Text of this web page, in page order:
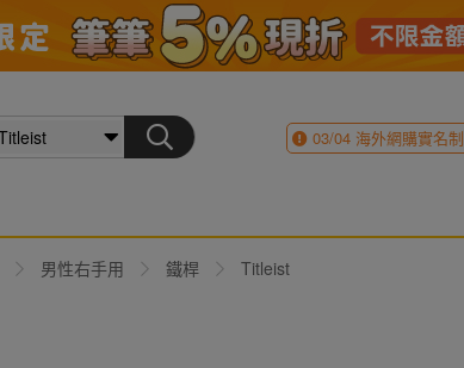
03/04海外網購實名制
男性右手用 鐵桿 Titleist